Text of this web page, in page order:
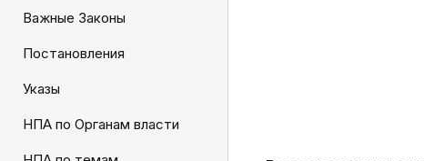
Важные Законы
Постановления
Указы
НПА по Органам власти